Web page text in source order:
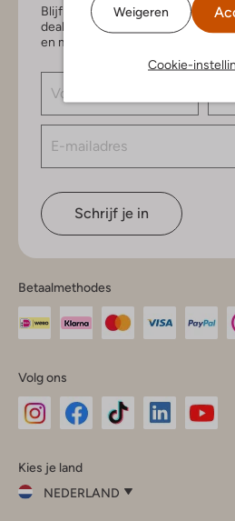
Weigeren
Cookie-
Blijf op de hoogte van de
deals, speciaal voor jou. Schrijf je
en maak kans op € 150,-
Schrijf je in
Betaalmethodes
Volg ons
InstagramFacebook
Kies je land
NEDERLAND